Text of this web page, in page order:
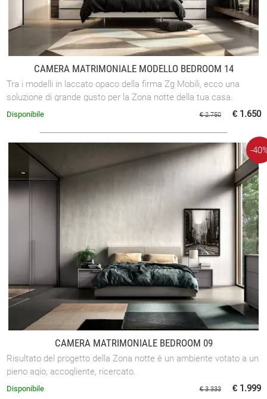
CAMERA MATRIMONIALE MODELLO BEDROOM 14
Tra i modelli in laccato opaco della firma Zg Mobili, ecco una
soluzione di grande gusto per la Zona notte della tua casa.
€ 2.750 € 1.650
Disponibile
CAMERA MATRIMONIALE BEDROOM 09
Risultato del progetto della Zona notte è un ambiente votato a un
pieno agio, accogliente, ricercato.
-
€ 3.333 € 1.999
Disponibile